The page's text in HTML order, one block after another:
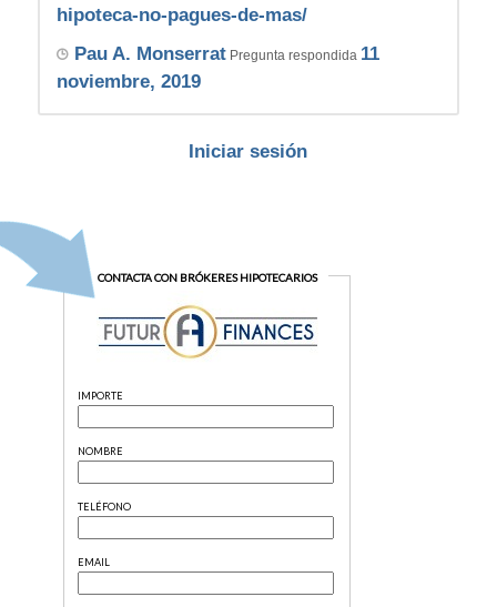
hipoteca-no-pagues-de-mas/
Pau A. MonserratPregunta respondida 11
noviembre, 2019
Iniciar sesión